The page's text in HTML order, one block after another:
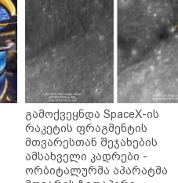
გამოქვეყნდა SpaceX-ის
რაკეტის ფრაგმენტის
მთვარესთან შეჯახების
ამსახველი კადრები -
ორბიტალურმა აპარატმა